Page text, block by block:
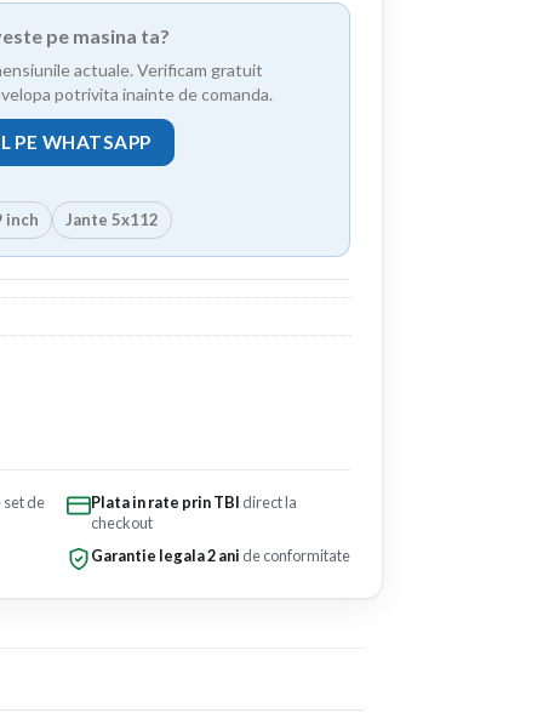
pe masina ta?
actuale. Verificam gratuit
potrivita inainte de comanda.
PE WHATSAPP
inch Jante 5x112
set de
Plata in rate prin TBI direct la
checkout
Garantie legala 2 ani de conformitate